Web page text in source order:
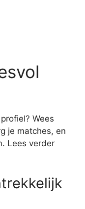
Wees
je matches, en
Lees verder